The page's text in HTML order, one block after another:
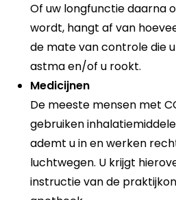
Of uw longfunctie daarna
wordt, hangt af van
de mate van controle die
astma en/of u rookt.
Medicijnen
De meeste mensen met
gebruiken
ademt u in en werken
luchtwegen. U krijgt
instructie van de